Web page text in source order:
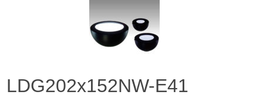
LDG202x152NW-E41